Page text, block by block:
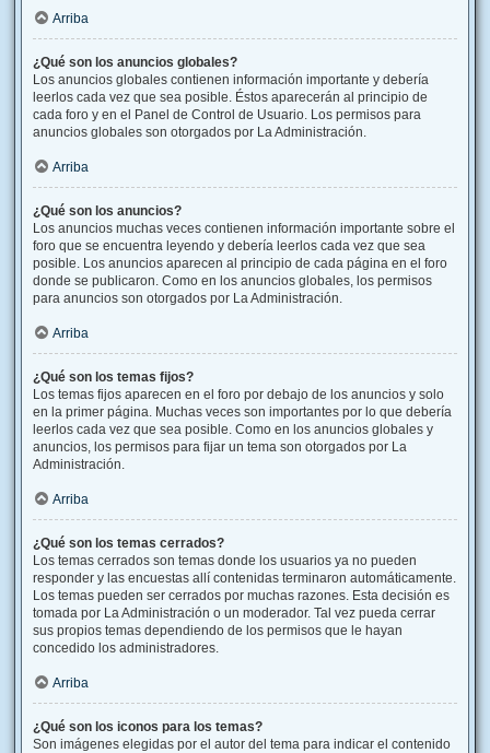
Arriba
¿Qué son los anuncios globales?
Los anuncios globales contienen información importante y debería
leerlos cada vez que sea posible. Éstos aparecerán al principio de
cada foro y en el Panel de Control de Usuario. Los permisos para
anuncios globales son otorgados por La Administración.
Arriba
¿Qué son los anuncios?
Los anuncios muchas veces contienen información importante sobre el
foro que se encuentra leyendo y debería leerlos cada vez que sea
posible. Los anuncios aparecen al principio de cada página en el foro
donde se publicaron. Como en los anuncios globales, los permisos
para anuncios son otorgados por La Administración.
Arriba
¿Qué son los temas fijos?
Los temas fijos aparecen en el foro por debajo de los anuncios y solo
en la primer página. Muchas veces son importantes por lo que debería
leerlos cada vez que sea posible. Como en los anuncios globales y
anuncios, los permisos para fijar un tema son otorgados por La
Administración.
Arriba
¿Qué son los temas cerrados?
Los temas cerrados son temas donde los usuarios ya no pueden
responder y las encuestas allí contenidas terminaron automáticamente.
Los temas pueden ser cerrados por muchas razones. Esta decisión es
tomada por La Administración o un moderador. Tal vez pueda cerrar
sus propios temas dependiendo de los permisos que le hayan
concedido los administradores.
Arriba
¿Qué son los iconos para los temas?
Son imágenes elegidas por el autor del tema para indicar el contenido